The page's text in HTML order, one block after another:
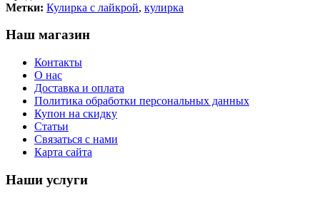
Метки: Кулирка с лайкрой, кулирка
Наш магазин
Контакты
О нас
Доставка и оплата
Политика обработки персональных данных
Купон на скидку
Статьи
Связаться с нами
Карта сайта
Наши услуги